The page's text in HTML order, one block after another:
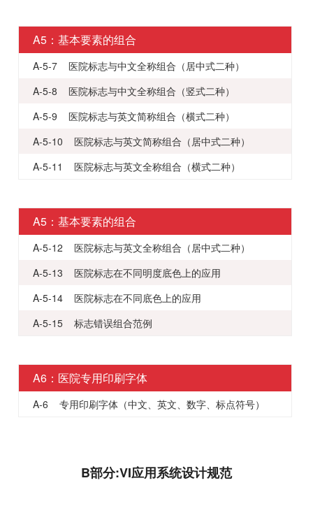
A5：基本要素的组合
A-5-7 医院标志与中文全称组合（居中式二种）
A-5-8 医院标志与中文全称组合（竖式二种）
A-5-9 医院标志与英文简称组合（横式二种）
A-5-10 医院标志与英文简称组合（居中式二种）
A-5-11 医院标志与英文全称组合（横式二种）
A5：基本要素的组合
A-5-12 医院标志与英文全称组合（居中式二种）
A-5-13 医院标志在不同明度底色上的应用
A-5-14 医院标志在不同底色上的应用
A-5-15 标志错误组合范例
A6：医院专用印刷字体
A-6 专用印刷字体（中文、英文、数字、标点符号）
B部分:VI应用系统设计规范